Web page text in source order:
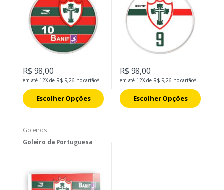
R$ 98,00
em até 12X de R$ 9,26 no cartão*
Escolher Opções
R$ 98,00
em até 12X de R$ 9,26 no cartão*
Escolher Opções
Goleiros
Goleiro da Portuguesa